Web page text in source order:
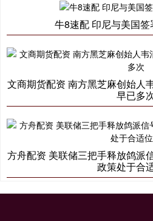
牛8速配 印尼与美国
文商期货配资 南方黑芝麻创始人
早已多
方舟配资 美联储三把手释放鸽派
政策处于合